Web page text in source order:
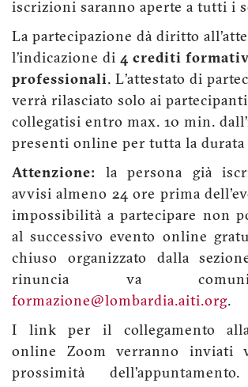
iscrizioni saranno aperte a tutti i
La partecipazione dà diritto
l’indicazione di 4 crediti
professionali. L’attestato di
verrà rilasciato solo ai
collegatisi entro max. 10 min.
presenti online per tutta la durata
Attenzione:
la persona già
avvisi almeno 24 ore prima
impossibilità a partecipare non
al successivo evento online
chiuso organizzato dalla
rinuncia va
formazione@lombardia.aiti.org.
I link per il collegamento
online Zoom verranno inviati
prossimità